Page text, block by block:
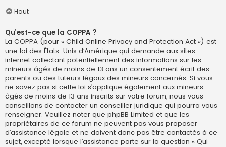
Haut
Qu’est-ce que la COPPA ?
La COPPA (pour « Child Online Privacy and Protection Act ») est
une loi des États-Unis d’Amérique qui demande aux sites
internet collectant potentiellement des informations sur les
mineurs âgés de moins de 13 ans un consentement écrit des
parents ou des tuteurs légaux des mineurs concernés. Si vous
ne savez pas si cette loi s’applique également aux mineurs
âgés de moins de 13 ans inscrits sur votre forum, nous vous
conseillons de contacter un conseiller juridique qui pourra vous
renseigner. Veuillez noter que phpBB Limited et que les
propriétaires de ce forum ne peuvent pas vous proposer
d’assistance légale et ne doivent donc pas être contactés à ce
sujet, excepté lorsque l’assistance porte sur la question « Qui